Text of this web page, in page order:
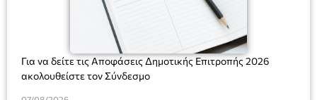
Για να δείτε τις Αποφάσεις Δημοτικής Επιτροπής 2026
ακολουθείστε τον Σύνδεσμο